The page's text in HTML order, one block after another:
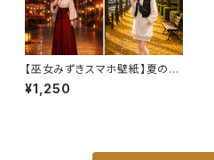
【巫女みずきスマホ壁紙】夏の思
い出、秋の彩り4枚セット〈カレン
ダーなし・3ヶ月利用コード付
¥1,250